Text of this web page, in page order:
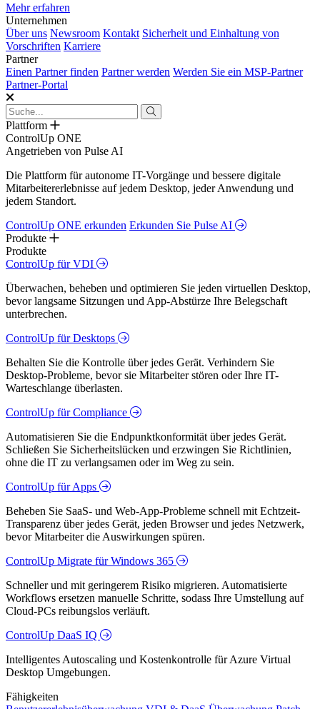
Mehr erfahren
Unternehmen
Über uns Newsroom Kontakt Sicherheit und Einhaltung von
Vorschriften Karriere
Partner
Einen Partner finden Partner werden Werden Sie ein MSP-Partner
Partner-Portal
Plattform
ControlUp ONE
Angetrieben von Pulse AI
Die Plattform für autonome IT-Vorgänge und bessere digitale
Mitarbeitererlebnisse auf jedem Desktop, jeder Anwendung und
jedem Standort.
ControlUp ONE erkunden Erkunden Sie Pulse AI
Produkte
Produkte
ControlUp für VDI
Überwachen, beheben und optimieren Sie jeden virtuellen Desktop,
bevor langsame Sitzungen und App-Abstürze Ihre Belegschaft
unterbrechen.
ControlUp für Desktops
Behalten Sie die Kontrolle über jedes Gerät. Verhindern Sie
Desktop-Probleme, bevor sie Mitarbeiter stören oder Ihre IT-
Warteschlange überlasten.
ControlUp für Compliance
Automatisieren Sie die Endpunktkonformität über jedes Gerät.
Schließen Sie Sicherheitslücken und erzwingen Sie Richtlinien,
ohne die IT zu verlangsamen oder im Weg zu sein.
ControlUp für Apps
Beheben Sie SaaS- und Web-App-Probleme schnell mit Echtzeit-
Transparenz über jedes Gerät, jeden Browser und jedes Netzwerk,
bevor Mitarbeiter die Auswirkungen spüren.
ControlUp Migrate für Windows 365
Schneller und mit geringerem Risiko migrieren. Automatisierte
Workflows ersetzen manuelle Schritte, sodass Ihre Umstellung auf
Cloud-PCs reibungslos verläuft.
ControlUp DaaS IQ
Intelligentes Autoscaling und Kostenkontrolle für Azure Virtual
Desktop Umgebungen.
Fähigkeiten